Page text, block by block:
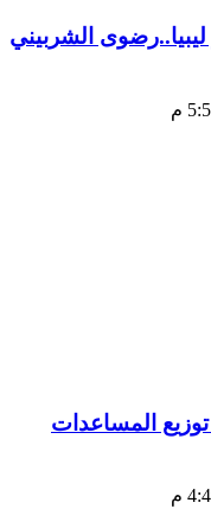
الشربيني
المساعدات